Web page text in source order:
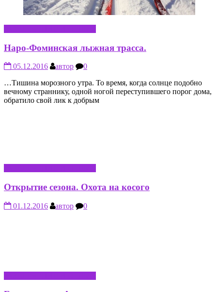
Наро-Фоминская лыжная трасса.
05.12.2016 автор
0
…Тишина морозного утра. То время, когда солнце подобно
вечному страннику, одной ногой переступившего порог дома,
обратило свой лик к добрым
Открытие сезона. Охота на косого
01.12.2016 автор 0